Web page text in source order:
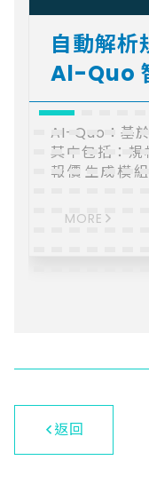
自動解
Al-Quo
AI-Quo：基於
其中包括：規
報價生成模
system
MORE
返回